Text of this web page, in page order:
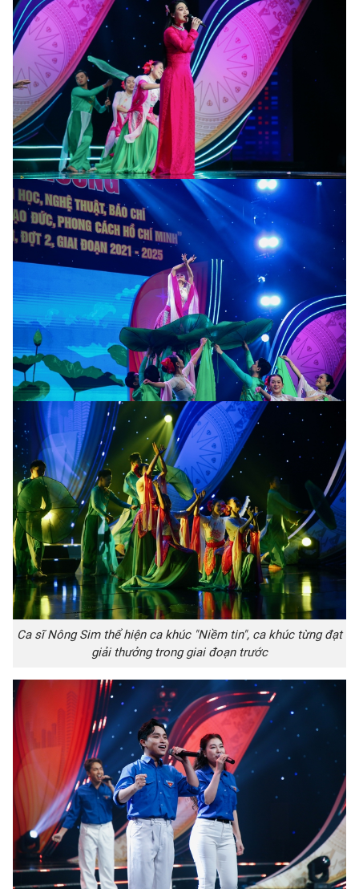
Ca sĩ Nông Sim thể hiện ca khúc "Niềm tin", ca khúc từng đạt
giải thưởng trong giai đoạn trước